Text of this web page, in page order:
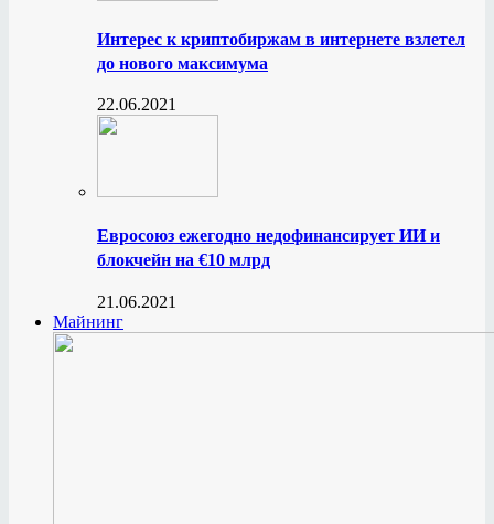
Интерес к криптобиржам в интернете взлетел
до нового максимума
22.06.2021
Евросоюз ежегодно недофинансирует ИИ и
блокчейн на €10 млрд
21.06.2021
Майнинг